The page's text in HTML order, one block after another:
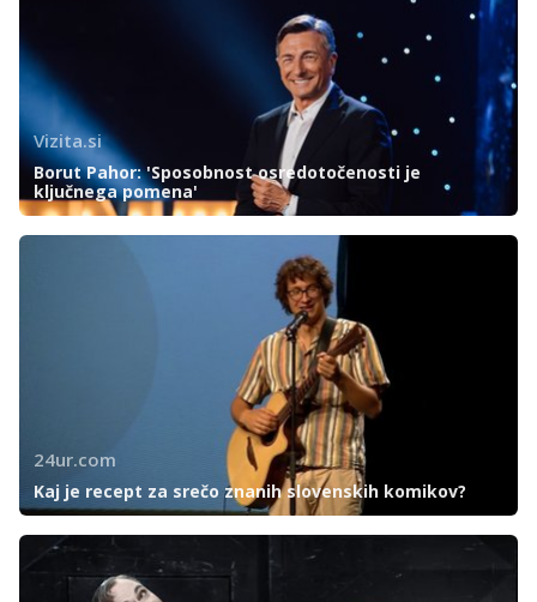
Vizita.si
Borut Pahor: 'Sposobnost osredotočenosti je
ključnega pomena'
24ur.com
Kaj je recept za srečo znanih slovenskih komikov?